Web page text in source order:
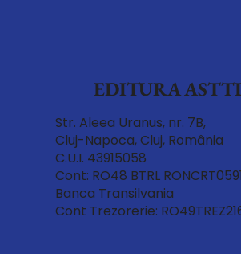
EDITURA
Str. Aleea Uranus, nr. 7B,
Cluj-Napoca, Cluj, România
C.U.I. 43915058
Cont: RO48 BTRL
Banca Transilvania
Cont Trezorerie: